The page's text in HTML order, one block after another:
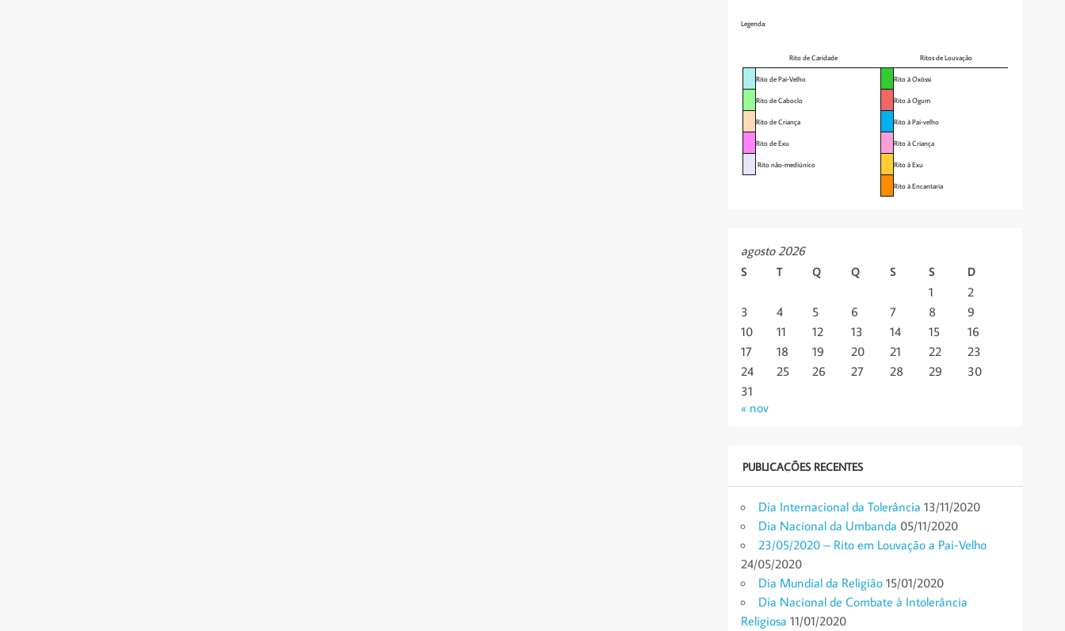
Legenda:
Rito de Caridade Ritos de Louvação
Rito de Pai-Velho Rito à Oxóssi
Rito de Caboclo Rito à Ogum
Rito de Criança Rito à Pai-velho
Rito de Exu Rito à Criança
Rito não-mediúnico Rito à Exu
Rito à Encantaria
agosto 2026
S T Q Q S S D
1
2
3
4 5 6 7 8
9
10
11 12 13 14 15
16
17
18 19 20 21 22
23
24
25 26 27 28 29
30
31
« nov
PUBLICAÇÕES RECENTES
Dia Internacional da Tolerância 13/11/2020
Dia Nacional da Umbanda 05/11/2020
23/05/2020 – Rito em Louvação a Pai-Velho
24/05/2020
Dia Mundial da Religião 15/01/2020
Dia Nacional de Combate à Intolerância
Religiosa 11/01/2020